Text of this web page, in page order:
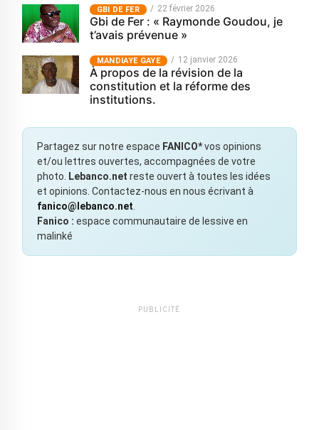
GBI DE FER 22 février 2026
Gbi de Fer : « Raymonde Goudou, je
t’avais prévenue »
MANDIAYE GAYE 12 janvier 2026
À propos de la révision de la
constitution et la réforme des
institutions.
Partagez sur notre espace FANICO*vos opinions
et/ou lettres ouvertes, accompagnées de votre
photo.
Lebanco.net reste ouvert à toutes les idées
et opinions. Contactez-nous en nous écrivant à
fanico@lebanco.net
Fanico : espace communautaire de lessive en
malinké
PUBLICITÉ